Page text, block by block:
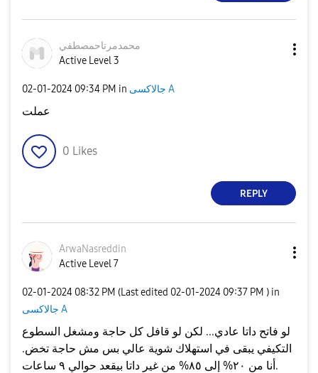
محمدمرتاحمصطفي
Active Level 3
‎02-01-2024 09:34 PM in جالاكسى A
عملت
0 Likes
REPLY
ArwaNasreddin
Active Level 7
‎02-01-2024 08:32 PM (Last edited ‎02-01-2024 09:37 PM ) in
جالاكسى A
لو فاتح داتا عادي... لكن لو قافل كل حاجة ومشغل السطوع
التكيفي يبقى في استهلاك شوية عالي بس مش حاجة تخض.
أنا من ٢٠% إلى ٨٥% من غير داتا بيقعد حوالي ٩ ساعات.